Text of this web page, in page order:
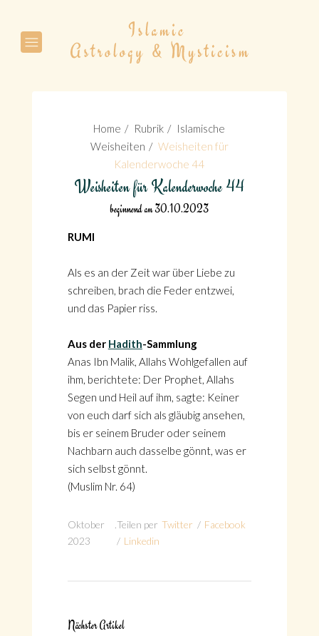
Home Rubrik
Islamische
Weisheiten
Weisheiten für
Kalenderwoche 44
Weisheiten für Kalenderwoche 44
beginnend am 30.10.2023
RUMI
Als es an der Zeit war über Liebe zu
schreiben, brach die Feder entzwei,
und das Papier riss.
Aus der Hadith-Sammlung
Anas Ibn Malik, Allahs Wohlgefallen auf
ihm, berichtete: Der Prophet, Allahs
Segen und Heil auf ihm, sagte: Keiner
von euch darf sich als gläubig ansehen,
bis er seinem Bruder oder seinem
Nachbarn auch dasselbe gönnt, was er
sich selbst gönnt.
(Muslim Nr. 64)
Oktober
2023
Teilen per Twitter / Facebook
/ Linkedin
Nächster Artikel